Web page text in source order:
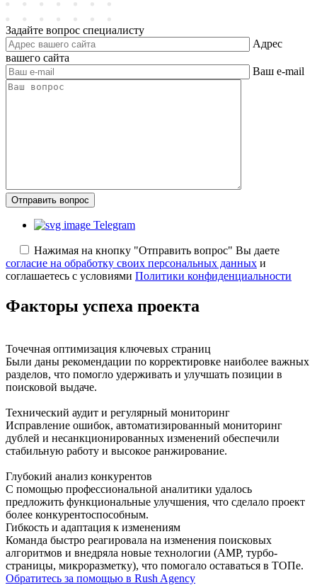
Задайте вопрос специалисту
Адрес
вашего сайта
Ваш e-mail
Отправить вопрос
Telegram
Нажимая на кнопку "Отправить вопрос" Вы даете
согласие на обработку своих персональных данных и
соглашаетесь с условиями Политики конфиденциальности
Факторы успеха проекта
Точечная оптимизация ключевых страниц
Были даны рекомендации по корректировке наиболее важных
разделов, что помогло удерживать и улучшать позиции в
поисковой выдаче.
Технический аудит и регулярный мониторинг
Исправление ошибок, автоматизированный мониторинг
дублей и несанкционированных изменений обеспечили
стабильную работу и высокое ранжирование.
Глубокий анализ конкурентов
С помощью профессиональной аналитики удалось
предложить функциональные улучшения, что сделало проект
более конкурентоспособным.
Гибкость и адаптация к изменениям
Команда быстро реагировала на изменения поисковых
алгоритмов и внедряла новые технологии (AMP, турбо-
страницы, микроразметку), что помогало оставаться в ТОПе.
Обратитесь за помощью в Rush Agency